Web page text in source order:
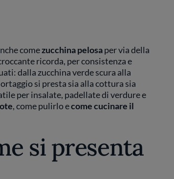
comezucchina pelosaper via della
ricorda, per consistenza e
dalla zucchina verde scura alla
si presta sia alla cottura sia
per insalate, padellate di verdure e
, come pulirlo ecome cucinare il
si presenta